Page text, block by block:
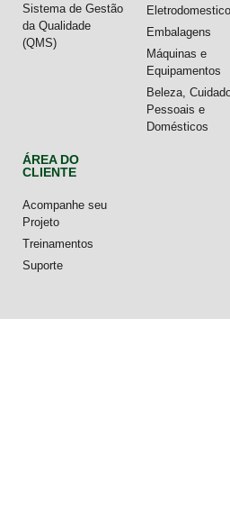
Sistema de Gestão
da Qualidade
(QMS)
Eletrodomestico
Embalagens
Máquinas e
Equipamentos
Beleza,
Pessoais e
Domésticos
ÁREA DO
CLIENTE
Acompanhe seu
Projeto
Treinamentos
Suporte